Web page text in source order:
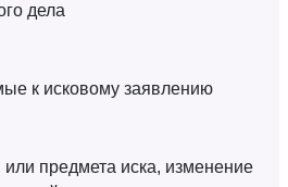
дела
к исковому заявлению
предмета иска, изменение